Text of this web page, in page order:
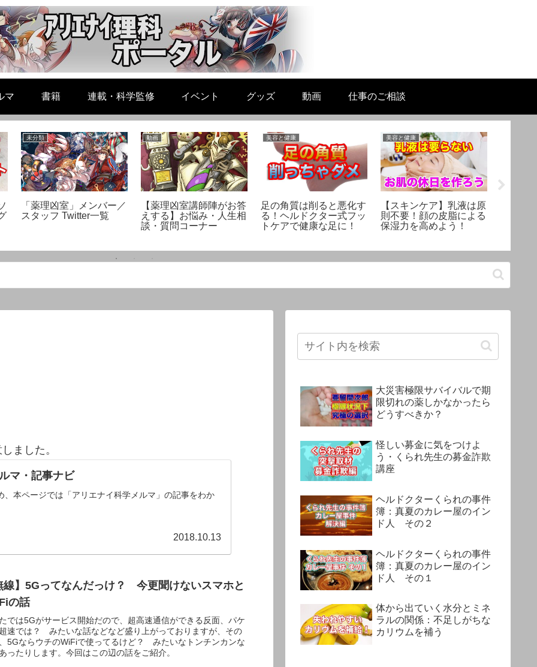
マ 書籍 連載・科学監修 イベント グッズ 動画 仕事のご相談
未分類
「薬理凶室」メンバー／
スタッフ Twitter一覧
動画
【薬理凶室講師陣がお答
えする】お悩み・人生相
談・質問コーナー
美容と健康
足の角質は削ると悪化す
る！ヘルドクター式フッ
トケアで健康な足に！
美容と健康
【スキンケア】乳液は原
則不要！顔の皮脂による
保湿力を高めよう！
ました。
マ・記事ナビ
、本ページでは「アリエナイ科学メルマ」の記事をわか
2018.10.13
線】5Gってなんだっけ？ 今更聞けないスマホと
の話
では5Gがサービス開始だので、超高速通信ができる反面、パケ
速では？ みたいな話などなど盛り上がっておりますが、その
5GならウチのWiFiで使ってるけど？ みたいなトンチンカンな
ったりします。今回はこの辺の話をご紹介。
大災害極限サバイバルで期
限切れの薬しかなかったら
どうすべきか？
怪しい募金に気をつけよ
う・くられ先生の募金詐欺
講座
ヘルドクターくられの事件
簿：真夏のカレー屋のイン
ド人 その２
ヘルドクターくられの事件
簿：真夏のカレー屋のイン
ド人 その１
体から出ていく水分とミネ
ラルの関係：不足しがちな
カリウムを補う